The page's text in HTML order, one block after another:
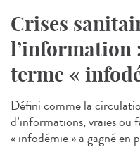
Crises
l’information
terme «
Défini comme la
d’informations, vraies ou
« infodémie » a gagné en